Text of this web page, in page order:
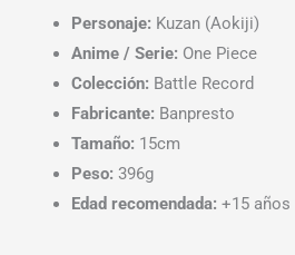
Personaje: Kuzan (Aokiji)
Anime / Serie: One Piece
Colección: Battle Record
Fabricante: Banpresto
Tamaño: 15cm
Peso: 396g
Edad recomendada: +15 años